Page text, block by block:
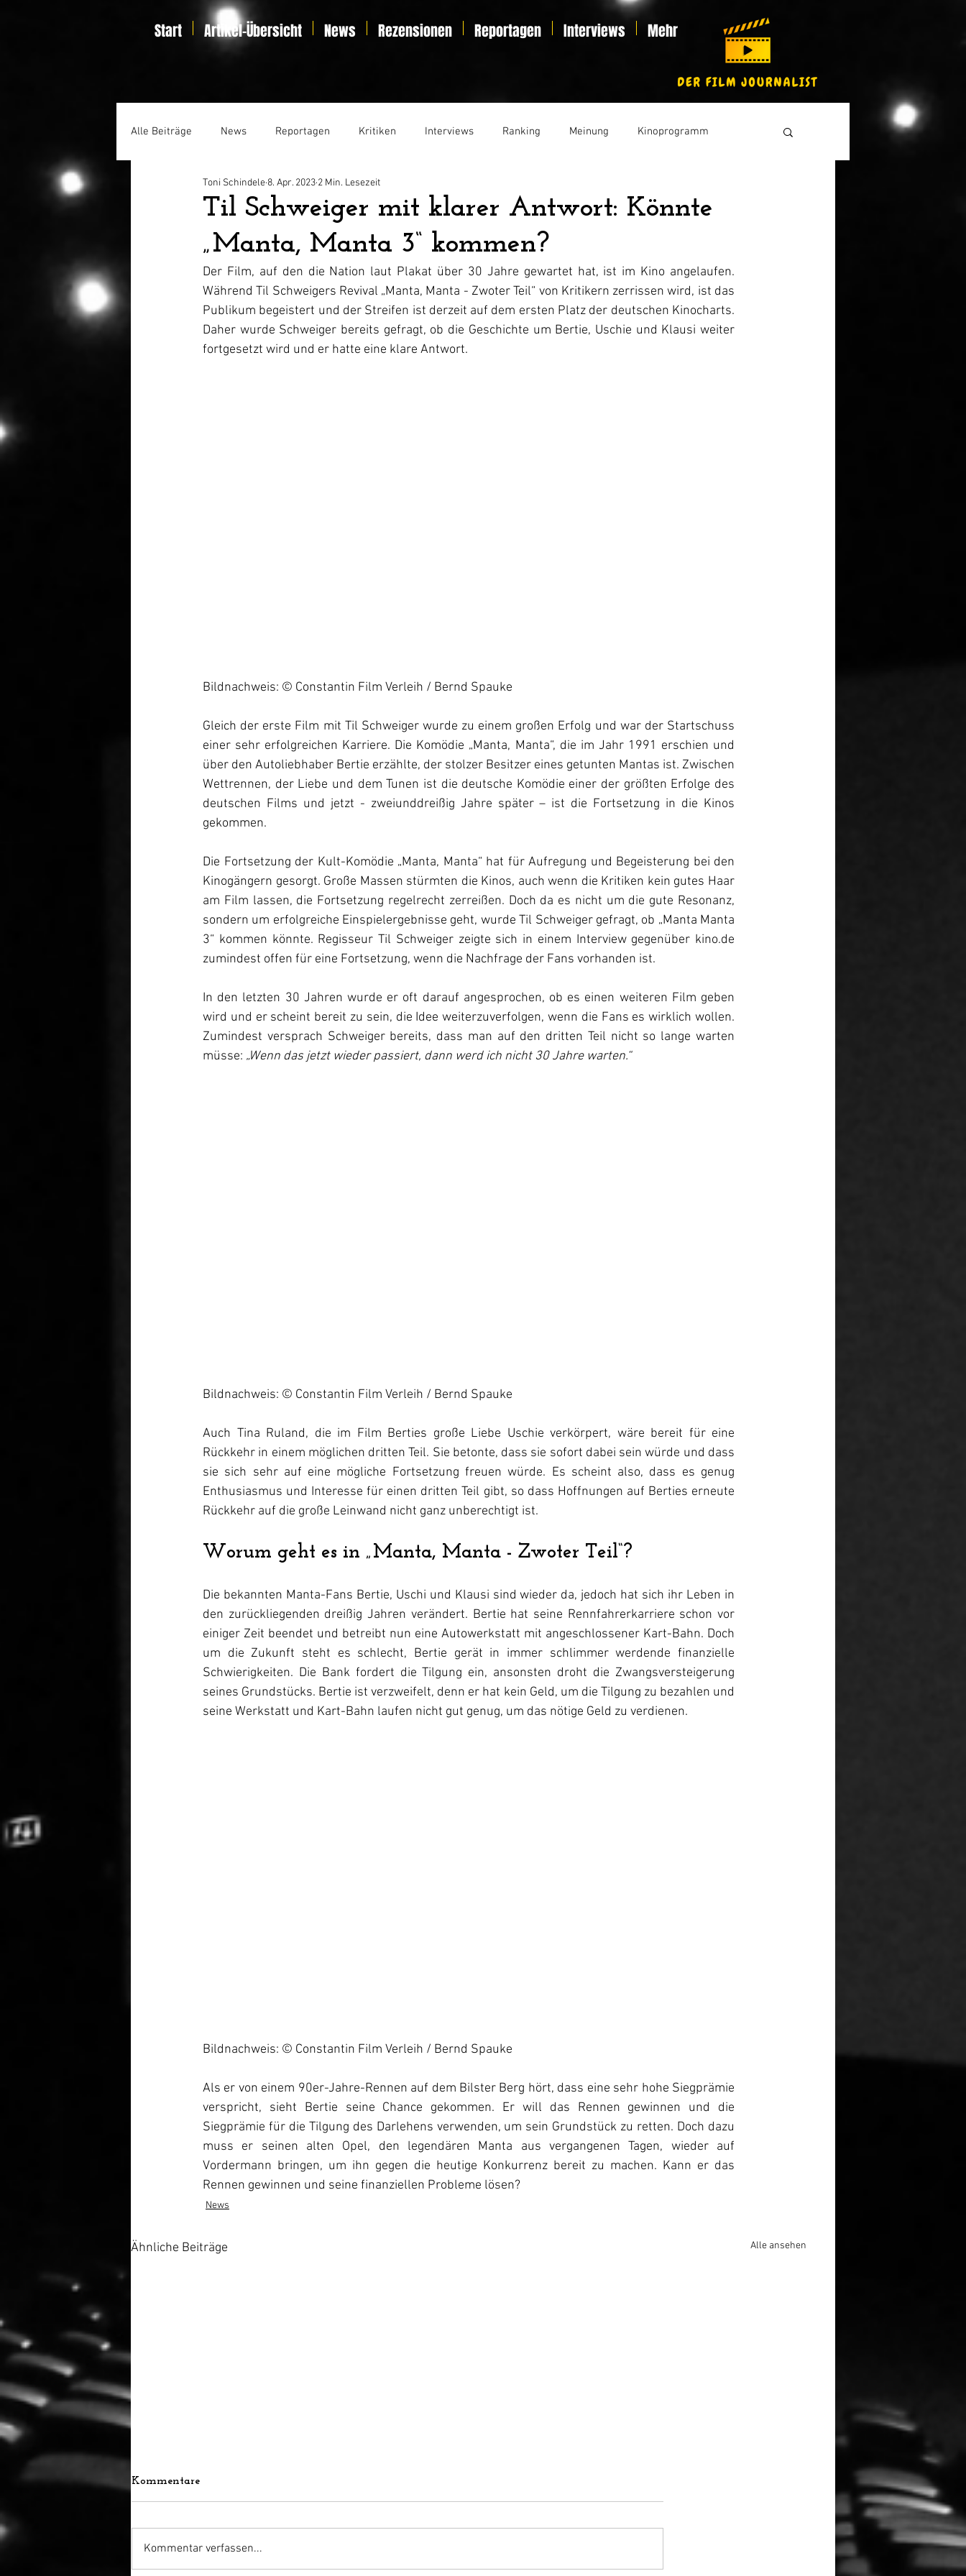
Start Artikel-Übersicht News Rezensionen Reportagen Interviews Mehr
Alle Beiträge News Reportagen Kritiken Interviews Ranking Meinung Kinoprogramm
Home Entertainment Essay
Til Schweiger mit klarer Antwort: Könnte
„Manta, Manta 3“ kommen?
Toni Schindele 8. Apr. 2023 2 Min. Lesezeit
Der Film, auf den die Nation laut Plakat über 30 Jahre gewartet hat, ist im Kino angelaufen.
Während Til Schweigers Revival „Manta, Manta - Zwoter Teil“ von Kritikern zerrissen wird, ist das
Publikum begeistert und der Streifen ist derzeit auf dem ersten Platz der deutschen Kinocharts.
Daher wurde Schweiger bereits gefragt, ob die Geschichte um Bertie, Uschie und Klausi weiter
fortgesetzt wird und er hatte eine klare Antwort.
Bildnachweis: © Constantin Film Verleih / Bernd Spauke
Gleich der erste Film mit Til Schweiger wurde zu einem großen Erfolg und war der Startschuss
einer sehr erfolgreichen Karriere. Die Komödie „Manta, Manta“, die im Jahr 1991 erschien und
über den Autoliebhaber Bertie erzählte, der stolzer Besitzer eines getunten Mantas ist. Zwischen
Wettrennen, der Liebe und dem Tunen ist die deutsche Komödie einer der größten Erfolge des
deutschen Films und jetzt - zweiunddreißig Jahre später – ist die Fortsetzung in die Kinos
gekommen.
Die Fortsetzung der Kult-Komödie „Manta, Manta“ hat für Aufregung und Begeisterung bei den
Kinogängern gesorgt. Große Massen stürmten die Kinos, auch wenn die Kritiken kein gutes Haar
am Film lassen, die Fortsetzung regelrecht zerreißen. Doch da es nicht um die gute Resonanz,
sondern um erfolgreiche Einspielergebnisse geht, wurde Til Schweiger gefragt, ob „Manta Manta
3“ kommen könnte. Regisseur Til Schweiger zeigte sich in einem Interview gegenüber kino.de
zumindest offen für eine Fortsetzung, wenn die Nachfrage der Fans vorhanden ist.
In den letzten 30 Jahren wurde er oft darauf angesprochen, ob es einen weiteren Film geben
wird und er scheint bereit zu sein, die Idee weiterzuverfolgen, wenn die Fans es wirklich wollen.
Zumindest versprach Schweiger bereits, dass man auf den dritten Teil nicht so lange warten
müsse: „Wenn das jetzt wieder passiert, dann werd ich nicht 30 Jahre warten.“
Bildnachweis: © Constantin Film Verleih / Bernd Spauke
Auch Tina Ruland, die im Film Berties große Liebe Uschie verkörpert, wäre bereit für eine
Rückkehr in einem möglichen dritten Teil. Sie betonte, dass sie sofort dabei sein würde und dass
sie sich sehr auf eine mögliche Fortsetzung freuen würde. Es scheint also, dass es genug
Enthusiasmus und Interesse für einen dritten Teil gibt, so dass Hoffnungen auf Berties erneute
Rückkehr auf die große Leinwand nicht ganz unberechtigt ist.
Worum geht es in „Manta, Manta - Zwoter Teil“?
Die bekannten Manta-Fans Bertie, Uschi und Klausi sind wieder da, jedoch hat sich ihr Leben in
den zurückliegenden dreißig Jahren verändert. Bertie hat seine Rennfahrerkarriere schon vor
einiger Zeit beendet und betreibt nun eine Autowerkstatt mit angeschlossener Kart-Bahn. Doch
um die Zukunft steht es schlecht, Bertie gerät in immer schlimmer werdende finanzielle
Schwierigkeiten. Die Bank fordert die Tilgung ein, ansonsten droht die Zwangsversteigerung
seines Grundstücks. Bertie ist verzweifelt, denn er hat kein Geld, um die Tilgung zu bezahlen und
seine Werkstatt und Kart-Bahn laufen nicht gut genug, um das nötige Geld zu verdienen.
Bildnachweis: © Constantin Film Verleih / Bernd Spauke
Als er von einem 90er-Jahre-Rennen auf dem Bilster Berg hört, dass eine sehr hohe Siegprämie
verspricht, sieht Bertie seine Chance gekommen. Er will das Rennen gewinnen und die
Siegprämie für die Tilgung des Darlehens verwenden, um sein Grundstück zu retten. Doch dazu
muss er seinen alten Opel, den legendären Manta aus vergangenen Tagen, wieder auf
Vordermann bringen, um ihn gegen die heutige Konkurrenz bereit zu machen. Kann er das
Rennen gewinnen und seine finanziellen Probleme lösen?
News
Ähnliche Beiträge Alle ansehen
Kommentare
Kommentar verfassen...